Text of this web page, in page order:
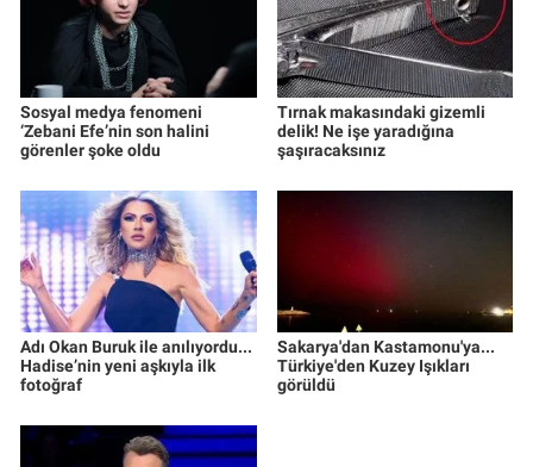
Sosyal medya fenomeni
‘Zebani Efe’nin son halini
görenler şoke oldu
Tırnak makasındaki gizemli
delik! Ne işe yaradığına
şaşıracaksınız
Adı Okan Buruk ile anılıyordu...
Hadise’nin yeni aşkıyla ilk
fotoğraf
Sakarya'dan Kastamonu'ya...
Türkiye'den Kuzey Işıkları
görüldü